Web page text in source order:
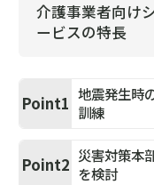
介護事業者向け
ービスの特長
Point1 地震発生時
訓練
Point2 災害対策本
を検討